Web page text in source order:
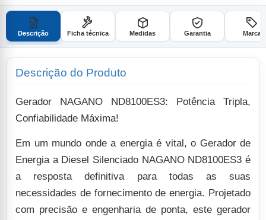
Descrição Ficha técnica Medidas Garantia Marca
Descrição do Produto
Gerador NAGANO ND8100ES3: Potência Tripla,
Confiabilidade Máxima!
Em um mundo onde a energia é vital, o Gerador de
Energia a Diesel Silenciado NAGANO ND8100ES3 é
a resposta definitiva para todas as suas
necessidades de fornecimento de energia. Projetado
com precisão e engenharia de ponta, este gerador